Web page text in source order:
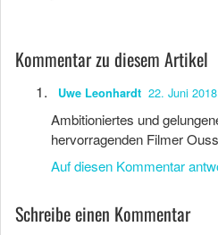
Kommentar zu diesem Artikel
Uwe Leonhardt 22. Juni
Ambitioniertes und
hervorragenden Filmer
Auf diesen Kommentar
Schreibe einen Kommentar